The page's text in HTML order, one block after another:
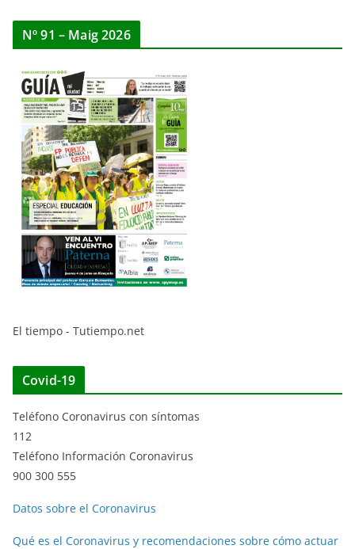
Nº 91 – Maig 2026
El tiempo - Tutiempo.net
Covid-19
Teléfono Coronavirus con síntomas
112
Teléfono Información Coronavirus
900 300 555
Datos sobre el Coronavirus
Qué es el Coronavirus y recomendaciones sobre cómo actuar